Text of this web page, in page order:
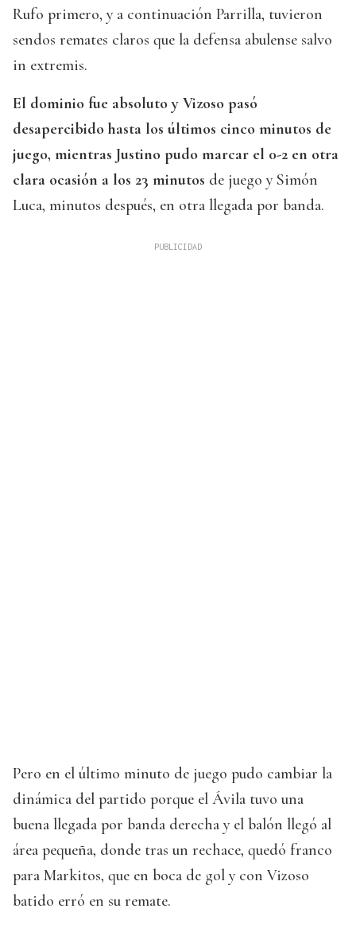
Rufo primero, y a continuación Parrilla, tuvieron
sendos remates claros que la defensa abulense salvo
in extremis.
El dominio fue absoluto y Vizoso pasó
desapercibido hasta los últimos cinco minutos de
juego, mientras Justino pudo marcar el 0-2 en otra
clara ocasión a los 23 minutos de juego y Simón
Luca, minutos después, en otra llegada por banda.
Pero en el último minuto de juego pudo cambiar la
dinámica del partido porque el Ávila tuvo una
buena llegada por banda derecha y el balón llegó al
área pequeña, donde tras un rechace, quedó franco
para Markitos, que en boca de gol y con Vizoso
batido erró en su remate.